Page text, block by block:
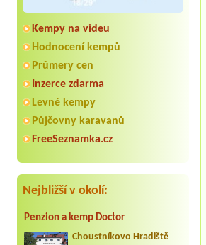
Kempy na videu
Hodnocení kempů
Průmery cen
Inzerce zdarma
Levné kempy
Půjčovny karavanů
FreeSeznamka.cz
Nejbližší v okolí:
Penzion a kemp Doctor
Choustníkovo Hradiště